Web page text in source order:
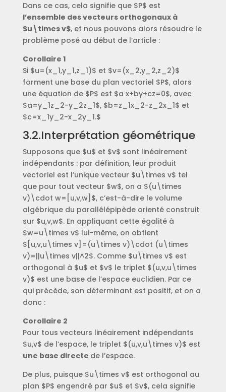
Dans ce cas, cela signifie que $P$ est
l’ensemble des vecteurs orthogonaux à
$u\times v$, et nous pouvons alors résoudre le
problème posé au début de l’article :
Corollaire 1
Si $u=(x_1,y_1,z_1)$ et $v=(x_2,y_2,z_2)$
forment une base du plan vectoriel $P$, alors
une équation de $P$ est $a x+by+cz=0$, avec
$a=y_1z_2-y_2z_1$, $b=z_1x_2-z_2x_1$ et
$c=x_1y_2-x_2y_1.$
3.2.Interprétation géométrique
Supposons que $u$ et $v$ sont linéairement
indépendants : par définition, leur produit
vectoriel est l’unique vecteur $u\times v$ tel
que pour tout vecteur $w$, on a $(u\times
v)\cdot w=[u,v,w]$, c’est-à-dire le volume
algébrique du parallélépipède orienté construit
sur $u,v,w$. En appliquant cette égalité à
$w=u\times v$ lui-même, on obtient
$[u,v,u\times v]=(u\times v)\cdot (u\times
v)=||u\times v||^2$. Comme $u\times v$ est
orthogonal à $u$ et $v$ le triplet $(u,v,u\times
v)$ est une base de l’espace euclidien. Par ce
qui précède, son déterminant est positif, et on a
donc :
Corollaire 2
Pour tous vecteurs linéairement indépendants
$u,v$ de l’espace, le triplet $(u,v,u\times v)$ est
une base directe de l’espace.
De plus, puisque $u\times v$ est orthogonal au
plan $P$ engendré par $u$ et $v$, cela signifie